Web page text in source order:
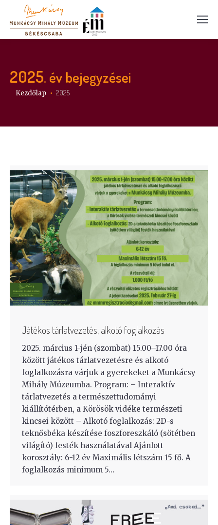
2025. év bejegyzései
Itt vagy:
Kezdőlap 2025
Játékos tárlatvezetés, alkotó foglalkozás
2025. március 1-jén (szombat) 15.00–17.00 óra
között játékos tárlatvezetésre és alkotó
foglalkozásra várjuk a gyerekeket a Munkácsy
Mihály Múzeumba. Program: – Interaktív
tárlatvezetés a természettudományi
kiállítótérben, a Körösök vidéke természeti
kincsei között – Alkotó foglalkozás: 2D-s
teknősbéka készítése foszforeszkáló (sötétben
világító) festék használatával Ajánlott
korosztály: 6-12 év Maximális létszám 15 fő. A
foglalkozás minimum 5…